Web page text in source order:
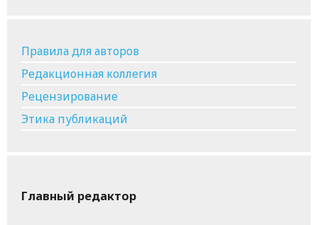
Правила для авторов
Редакционная коллегия
Рецензирование
Этика публикаций
Главный редактор